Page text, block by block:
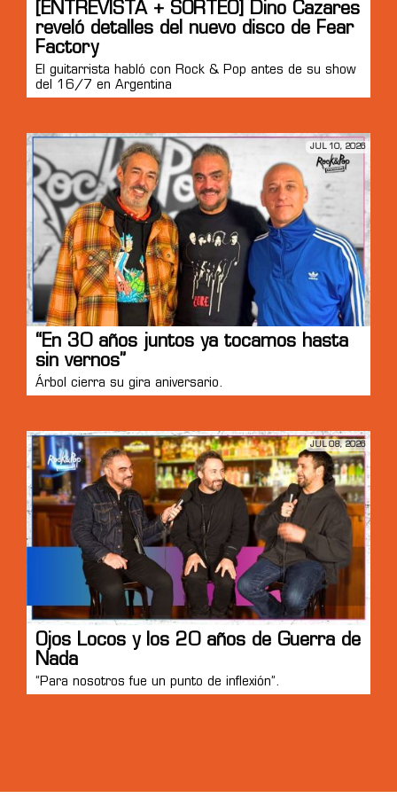
[ENTREVISTA + SORTEO] Dino Cazares
reveló detalles del nuevo disco de Fear
Factory
El guitarrista habló con Rock & Pop antes de su show
del 16/7 en Argentina
JUL 10, 2026
“En 30 años juntos ya tocamos hasta
sin vernos”
Árbol cierra su gira aniversario.
JUL 08, 2026
Ojos Locos y los 20 años de Guerra de
Nada
“Para nosotros fue un punto de inflexión”.